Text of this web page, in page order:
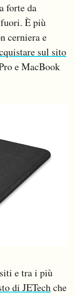
forte da
È più
cerniera e
sul sito
e MacBook
e tra i più
di JETechche